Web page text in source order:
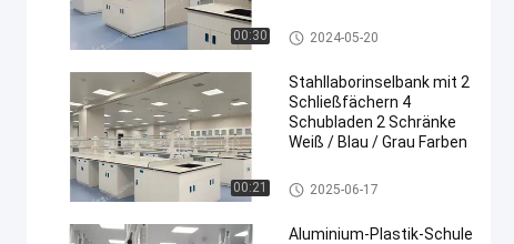
00:30 Lab Island Bench
2024-05-20
00:21
Stahllaborinselbank mit 2
Schließfächern 4
Schubladen 2 Schränke
Weiß / Blau / Grau Farben
Lab Island Bench
2025-06-17
Aluminium-Plastik-Schule